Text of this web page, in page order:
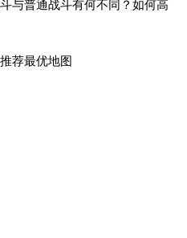
与普通战斗有何不同？如何高
荐最优地图